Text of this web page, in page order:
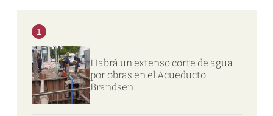
1
Habrá un extenso corte de agua
por obras en el Acueducto
Brandsen